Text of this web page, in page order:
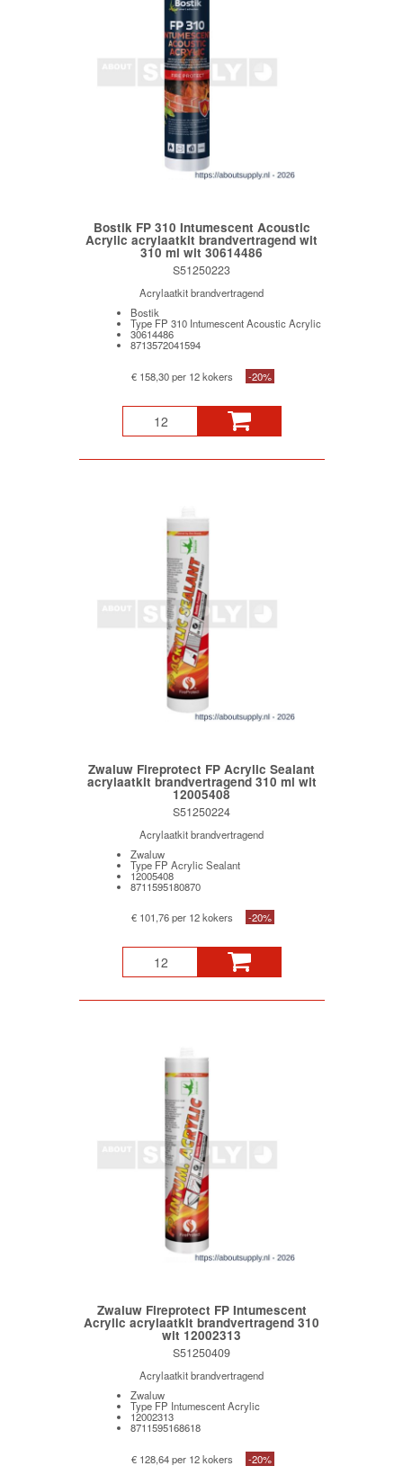
Bostik FP 310 Intumescent Acoustic
Acrylic acrylaatkit brandvertragend wit
310 ml wit 30614486
S51250223
Acrylaatkit brandvertragend
Bostik
Type FP 310 Intumescent Acoustic Acrylic
30614486
8713572041594
€ 158,30 per 12 kokers -20%
Zwaluw Fireprotect FP Acrylic Sealant
acrylaatkit brandvertragend 310 ml wit
12005408
S51250224
Acrylaatkit brandvertragend
Zwaluw
Type FP Acrylic Sealant
12005408
8711595180870
€ 101,76 per 12 kokers -20%
Zwaluw Fireprotect FP Intumescent
Acrylic acrylaatkit brandvertragend 310
wit 12002313
S51250409
Acrylaatkit brandvertragend
Zwaluw
Type FP Intumescent Acrylic
12002313
8711595168618
€ 128,64 per 12 kokers -20%